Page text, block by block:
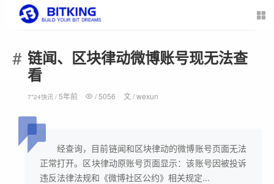
链闻、区块律动微博账号现无法查
看
7*24快讯 / 5年前 /5056 文 /wexun
经查询，目前链闻和区块律动的微博账号页面无法
正常打开。区块律动原账号页面显示：该账号因被投诉
违反法律法规和《微博社区公约》相关规定...